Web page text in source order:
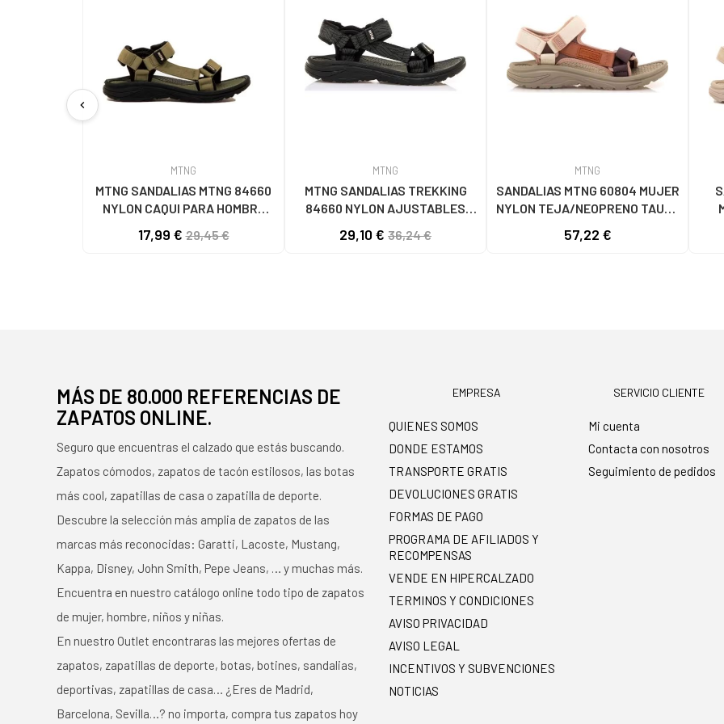
chevron_left
MTNG
MTNG SANDALIAS MTNG 84660
NYLON CAQUI PARA HOMBRE
17,99 €29,45 €
MTNG
MTNG SANDALIAS TREKKING
84660 NYLON AJUSTABLES
NEGRO
29,10 € 36,24 €
MTNG
SANDALIAS MTNG 60804 MUJER
NYLON TEJA/NEOPRENO TAUPE
NEOPRENE TAUPE
57,22 €
MÁS DE 80.000 REFERENCIAS DE
ZAPATOS ONLINE.
Seguro que encuentras el calzado que estás buscando.
Zapatos cómodos, zapatos de tacón estilosos, las botas
más cool, zapatillas de casa o zapatilla de deporte.
Descubre la selección más amplia de zapatos de las
marcas más reconocidas: Garatti, Lacoste, Mustang,
Kappa, Disney, John Smith, Pepe Jeans, … y muchas más.
Encuentra en nuestro catálogo online todo tipo de zapatos
de mujer, hombre, niños y niñas.
En nuestro Outlet encontraras las mejores ofertas de
zapatos, zapatillas de deporte, botas, botines, sandalias,
deportivas, zapatillas de casa… ¿Eres de Madrid,
Barcelona, Sevilla…? no importa, compra tus zapatos hoy
EMPRESA
QUIENES SOMOS
DONDE ESTAMOS
TRANSPORTE GRATIS
DEVOLUCIONES GRATIS
FORMAS DE PAGO
PROGRAMA DE AFILIADOS Y
RECOMPENSAS
VENDE EN HIPERCALZADO
TERMINOS Y CONDICIONES
AVISO PRIVACIDAD
AVISO LEGAL
INCENTIVOS Y SUBVENCIONES
NOTICIAS
SERVICIO CLIENTE
Mi cuenta
Contacta con nosotros
Seguimiento de pedidos